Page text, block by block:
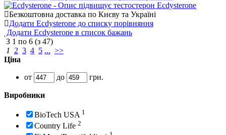
Безкоштовна доставка по Києву та Україні
Додати Ecdysterone до списку порівняння
Додати Ecdysterone в список бажань
З 1 по 6 (з 47)
1 2 3 4 5 ... >>
Ціна
от до грн.
Виробники
BioTech USA 1
Country Life 2